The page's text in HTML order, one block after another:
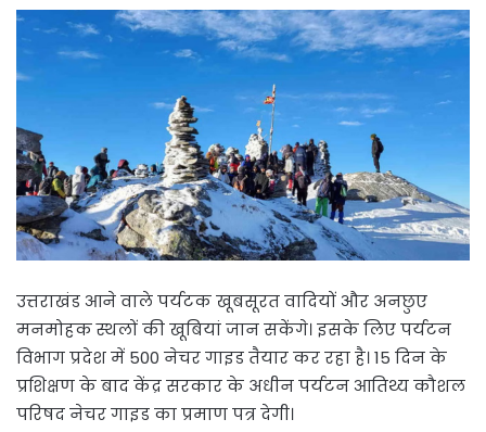
उत्तराखंड आने वाले पर्यटक खूबसूरत वादियों और अनछुए
मनमोहक स्थलों की खूबियां जान सकेंगे। इसके लिए पर्यटन
विभाग प्रदेश में 500 नेचर गाइड तैयार कर रहा है। 15 दिन के
प्रशिक्षण के बाद केंद्र सरकार के अधीन पर्यटन आतिथ्य कौशल
परिषद नेचर गाइड का प्रमाण पत्र देगी।